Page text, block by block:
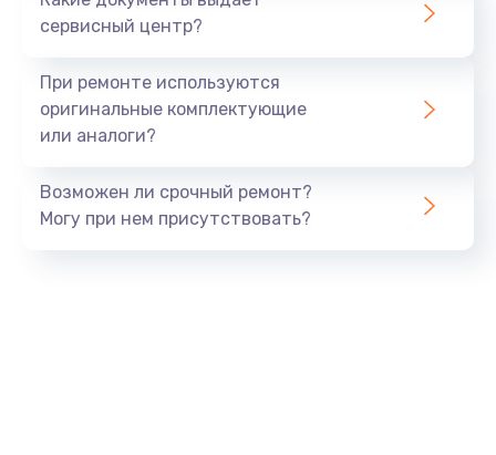
сервисный центр?
При ремонте используются
оригинальные комплектующие
или аналоги?
Возможен ли срочный ремонт?
Могу при нем присутствовать?